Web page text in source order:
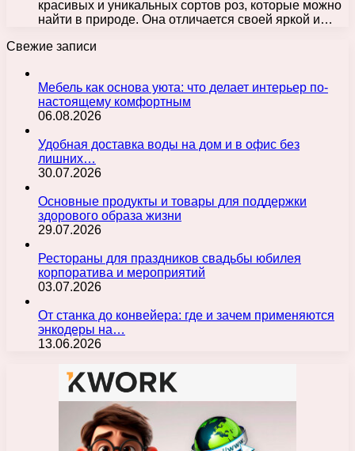
красивых и уникальных сортов роз, которые можно
найти в природе. Она отличается своей яркой и…
Свежие записи
Мебель как основа уюта: что делает интерьер по-
настоящему комфортным
06.08.2026
Удобная доставка воды на дом и в офис без
лишних…
30.07.2026
Основные продукты и товары для поддержки
здорового образа жизни
29.07.2026
Рестораны для праздников свадьбы юбилея
корпоратива и мероприятий
03.07.2026
От станка до конвейера: где и зачем применяются
энкодеры на…
13.06.2026